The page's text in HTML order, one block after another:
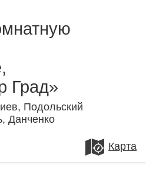
Град»
Подольский
Данченко
Карта